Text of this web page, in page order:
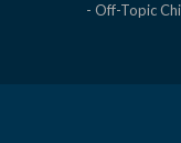
- Off-Topic